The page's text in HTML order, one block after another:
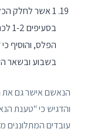
1 אשר לחלק
הפלס, והוסיף
בשבוע ובשאר
והדגיש כי "טענת
עובדים המתלוננים